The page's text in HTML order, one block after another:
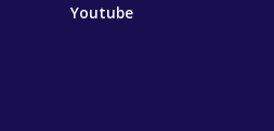
Youtube